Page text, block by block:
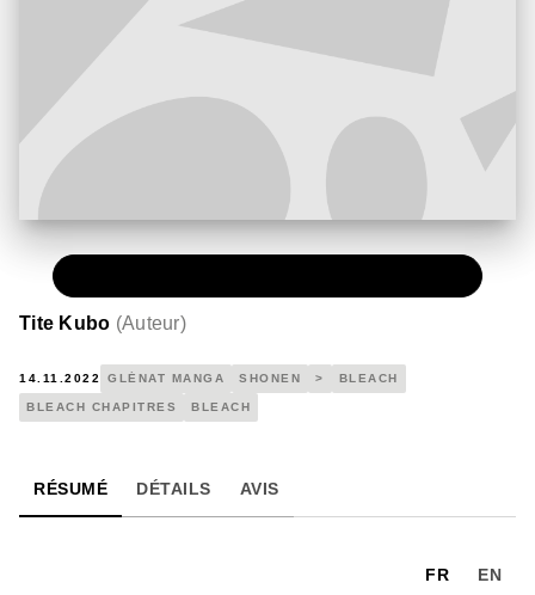
Tite Kubo (Auteur)
14.11.2022 GLÉNAT MANGA SHONEN > BLEACH
BLEACH CHAPITRES BLEACH
RÉSUMÉ DÉTAILS AVIS
FR EN